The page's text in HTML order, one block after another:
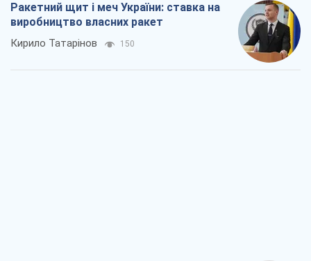
Ракетний щит і меч України: ставка на
виробництво власних ракет
Кирило Татарінов 150